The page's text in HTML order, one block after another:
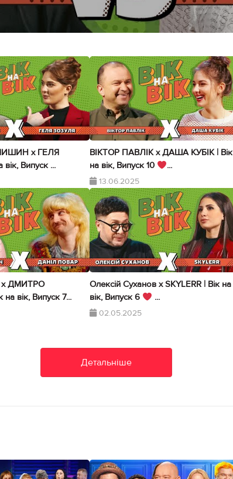
х ГЕЛЯ
Випуск ...
ВІКТОР ПАВЛІК х ДАША КУБІК | Вік
на вік, Випуск 10
...
13.06.2025
ДМИТРО
вік, Випуск 7...
Олексій Суханов х SKYLERR | Вік на
вік, Випуск 6
...
02.05.2025
Детальніше